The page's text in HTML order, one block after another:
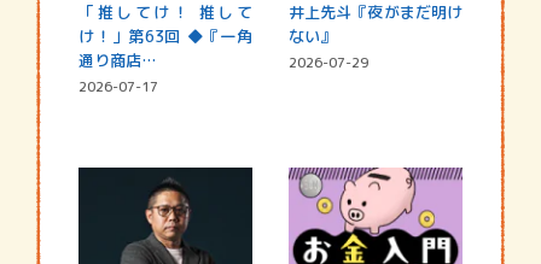
「推してけ！ 推して
け！」第63回 ◆『一角
通り商店…
2026-07-17
井上先斗『夜がまだ明け
ない』
2026-07-29